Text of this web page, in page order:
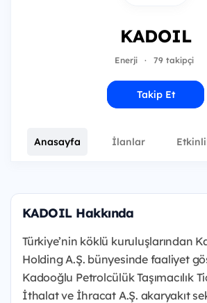
KADOIL
Enerji · 79 takipçi
Takip Et
Anasayfa İlanlar
KADOIL Hakkında
Türkiye’nin köklü kuruluşlarından
Holding A.Ş. bünyesinde faaliyet
Kadooğlu Petrolcülük Taşımacılık
İthalat ve İhracat A.Ş. akaryakıt